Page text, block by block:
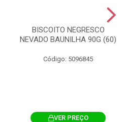
BISCOITO NEGRESCO
NEVADO BAUNILHA 90G (60)
Código: 5096845
VER PREÇO